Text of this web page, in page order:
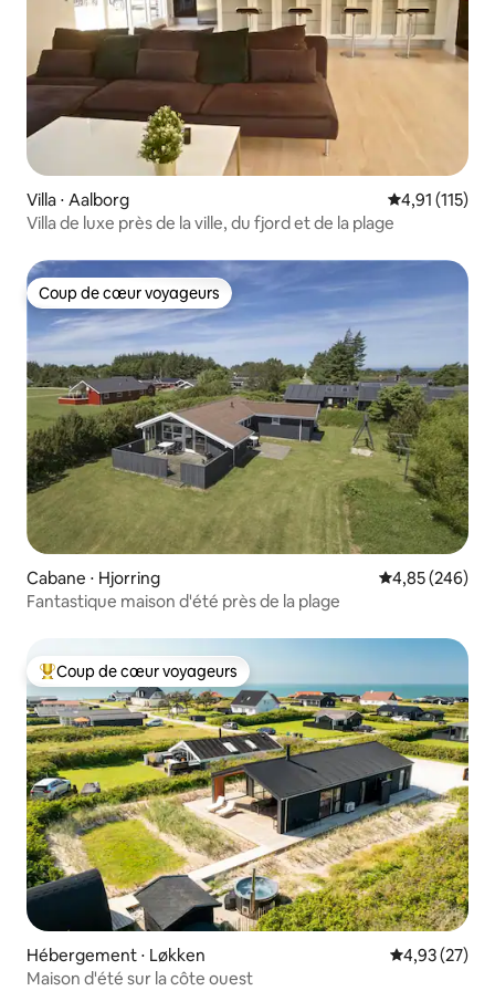
Villa ⋅ Aalborg Évaluation
4,91 (115)
Villa de luxe près de la ville, du fjord et de la plage
Coup de cœur voyageurs
Coup de cœur voyageurs
Cabane ⋅ Hjorring Évaluation
4,85 (246)
Fantastique maison d'été près de la plage
Coups de cœur voyageurs les plus appréciés
Coup de cœur voyageurs
Hébergement ⋅ Løkken Évaluation
4,93 (27)
Maison d'été sur la côte ouest